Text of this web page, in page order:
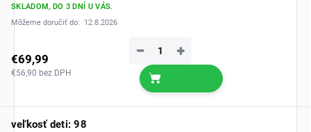
SKLADOM, DO 3 DNÍ U VÁS.
Môžeme doručiť do:
12.8.2026
€69,99
€56,90 bez DPH
+
−
veľkosť deti: 98